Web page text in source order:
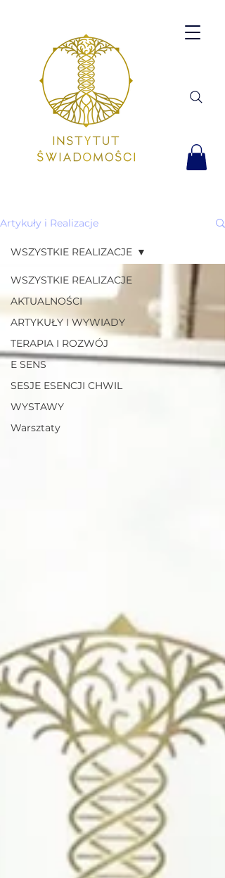
Artykuły i Realizacje
WSZYSTKIE REALIZACJE
AKTUALNOŚCI
ARTYKUŁY I WYWIADY
TERAPIA I ROZWÓJ
E SENS
SESJE ESENCJI CHWIL
WYSTAWY
Warsztaty
WSZYSTKIE REALIZACJE